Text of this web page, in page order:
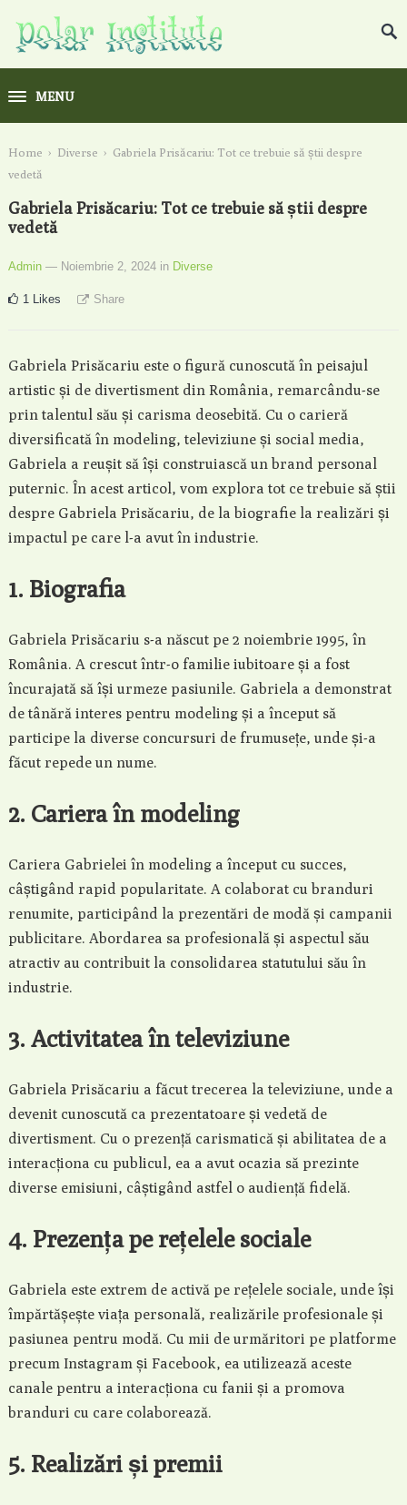
MENU
Home › Diverse › Gabriela Prisăcariu: Tot ce trebuie să știi despre
vedetă
Gabriela Prisăcariu: Tot ce trebuie să știi despre
vedetă
Admin — Noiembrie 2, 2024 in Diverse
1 Likes Share
Gabriela Prisăcariu este o figură cunoscută în peisajul
artistic și de divertisment din România, remarcându-se
prin talentul său și carisma deosebită. Cu o carieră
diversificată în modeling, televiziune și social media,
Gabriela a reușit să își construiască un brand personal
puternic. În acest articol, vom explora tot ce trebuie să știi
despre Gabriela Prisăcariu, de la biografie la realizări și
impactul pe care l-a avut în industrie.
1. Biografia
Gabriela Prisăcariu s-a născut pe 2 noiembrie 1995, în
România. A crescut într-o familie iubitoare și a fost
încurajată să își urmeze pasiunile. Gabriela a demonstrat
de tânără interes pentru modeling și a început să
participe la diverse concursuri de frumusețe, unde și-a
făcut repede un nume.
2. Cariera în modeling
Cariera Gabrielei în modeling a început cu succes,
câștigând rapid popularitate. A colaborat cu branduri
renumite, participând la prezentări de modă și campanii
publicitare. Abordarea sa profesională și aspectul său
atractiv au contribuit la consolidarea statutului său în
industrie.
3. Activitatea în televiziune
Gabriela Prisăcariu a făcut trecerea la televiziune, unde a
devenit cunoscută ca prezentatoare și vedetă de
divertisment. Cu o prezență carismatică și abilitatea de a
interacționa cu publicul, ea a avut ocazia să prezinte
diverse emisiuni, câștigând astfel o audiență fidelă.
4. Prezența pe rețelele sociale
Gabriela este extrem de activă pe rețelele sociale, unde își
împărtășește viața personală, realizările profesionale și
pasiunea pentru modă. Cu mii de urmăritori pe platforme
precum Instagram și Facebook, ea utilizează aceste
canale pentru a interacționa cu fanii și a promova
branduri cu care colaborează.
5. Realizări și premii